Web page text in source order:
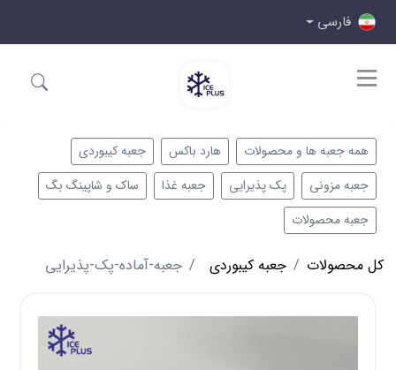
فارسی
همه جعبه ها و محصولات هارد باکس
جعبه کیبوردی
جعبه مزونی
پک پذیرایی جعبه غذا
ساک و شاپینگ بگ
جعبه محصولات
کل محصولات جعبه کیبوردی جعبه-آماده-پک-پذیرایی